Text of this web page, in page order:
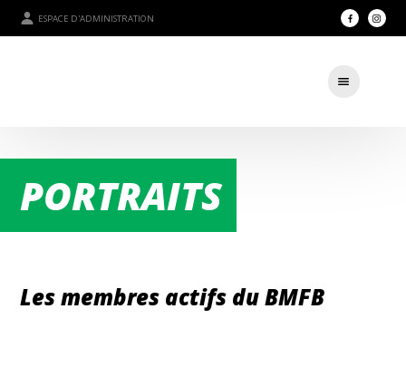
ESPACE D'ADMINISTRATION
PORTRAITS
Les membres actifs du BMFB